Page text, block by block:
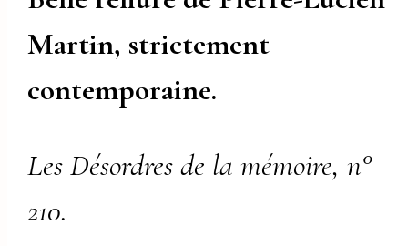
Martin, strictement
contemporaine.
Les Désordres de la mémoire, n°
210.